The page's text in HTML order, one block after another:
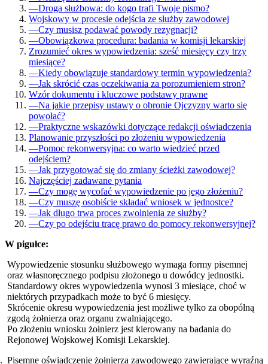
—Droga służbowa: do kogo trafi Twoje pismo?
Wojskowy w procesie odejścia ze służby zawodowej
—Czy musisz podawać powody rezygnacji?
—Obowiązkowa procedura: badania w komisji lekarskiej
Zrozumieć okres wypowiedzenia: sześć miesięcy czy trzy
miesiące?
—Kiedy obowiązuje standardowy termin wypowiedzenia?
—Jak skrócić czas oczekiwania za porozumieniem stron?
Wzór dokumentu i kluczowe podstawy prawne
—Na jakie przepisy ustawy o obronie Ojczyzny warto się
powołać?
—Praktyczne wskazówki dotyczące redakcji oświadczenia
Planowanie przyszłości po złożeniu wypowiedzenia
—Pomoc rekonwersyjna: co warto wiedzieć przed
odejściem?
—Jak przygotować się do zmiany ścieżki zawodowej?
Najczęściej zadawane pytania
—Czy mogę wycofać wypowiedzenie po jego złożeniu?
—Czy muszę osobiście składać wniosek w jednostce?
—Jak długo trwa proces zwolnienia ze służby?
—Czy po odejściu tracę prawo do pomocy rekonwersyjnej?
W pigułce:
Wypowiedzenie stosunku służbowego wymaga formy pisemnej
oraz własnoręcznego podpisu złożonego u dowódcy jednostki.
Standardowy okres wypowiedzenia wynosi 3 miesiące, choć w
niektórych przypadkach może to być 6 miesięcy.
Skrócenie okresu wypowiedzenia jest możliwe tylko za obopólną
zgodą żołnierza oraz organu zwalniającego.
Po złożeniu wniosku żołnierz jest kierowany na badania do
Rejonowej Wojskowej Komisji Lekarskiej.
Pisemne oświadczenie żołnierza zawodowego zawierające wyraźną